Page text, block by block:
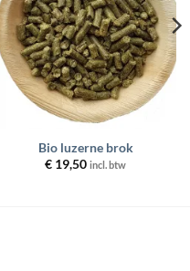
Bio luzerne brok
€ 19,50 incl. btw